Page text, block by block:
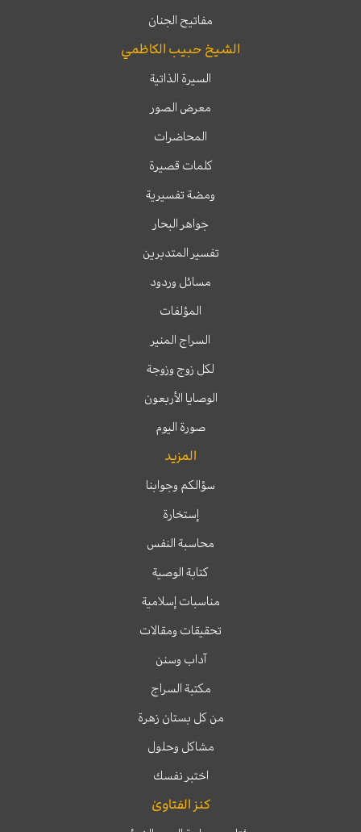
مفاتيح الجنان
الشيخ حبيب الكاظمي
السيرة الذاتية
معرض الصور
المحاضرات
كلمات قصيرة
ومضة تفسيرية
جواهر البحار
تفسير المتدبرين
مسائل وردود
المؤلفات
السراج المنير
لكل زوج وزوجة
الوصايا الأربعون
صورة اليوم
المزيد
سؤالكم وجوابنا
إستخارة
محاسبة النفس
كتابة الوصية
مناسبات إسلامية
تحقيقات ومقالات
آداب وسنن
مكتبة السراج
من كل بستان زهرة
مشاكل وحلول
اختبر نفسك
كنز الفتاوىٰ